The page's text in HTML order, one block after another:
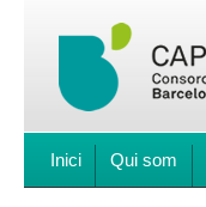
Inici Qui som